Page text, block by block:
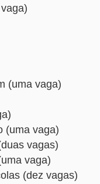
(uma vaga)
(uma vaga)
vagas)
vaga)
(dez vagas)